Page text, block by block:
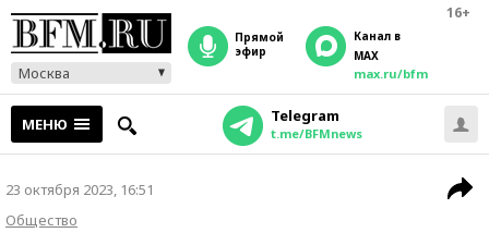
16+
Москва
прямой
эфир
Канал в
MAX
max.ru/bfm
МЕНЮ Telegram
t.me/BFMnews
23 октября 2023, 16:51
Общество